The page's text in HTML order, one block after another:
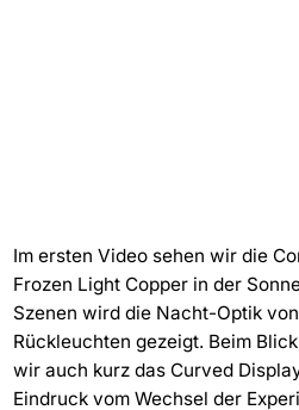
Im ersten Video sehen wir die
Frozen Light Copper in der
Szenen wird die Nacht-Optik
Rückleuchten gezeigt. Beim
wir auch kurz das Curved
Eindruck vom Wechsel der